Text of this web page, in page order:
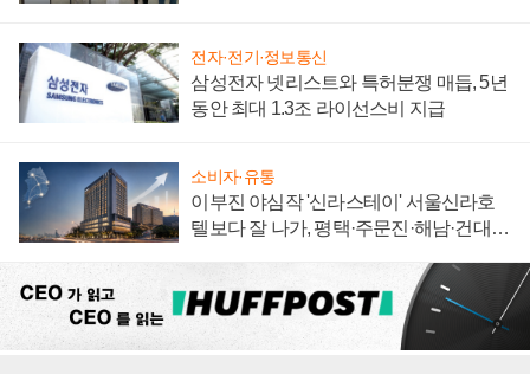
전자·전기·정보통신
삼성전자 넷리스트와 특허분쟁 매듭, 5년
동안 최대 1.3조 라이선스비 지급
소비자·유통
이부진 야심작 '신라스테이' 서울신라호
텔보다 잘 나가, 평택·주문진·해남·건대로